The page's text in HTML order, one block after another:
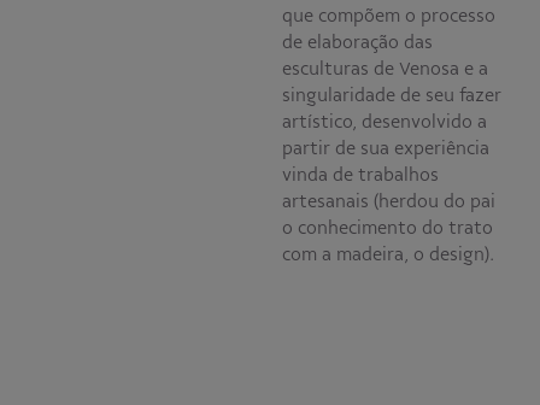
que compõem o processo
de elaboração das
esculturas de Venosa e a
singularidade de seu fazer
artístico, desenvolvido a
partir de sua experiência
vinda de trabalhos
artesanais (herdou do pai
o conhecimento do trato
com a madeira, o design).